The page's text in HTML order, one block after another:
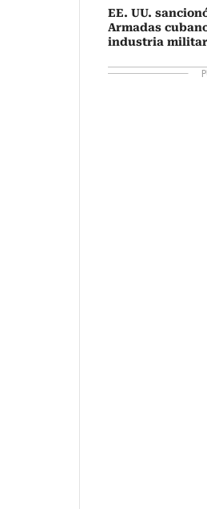
EE. UU.
Armadas
industria militar